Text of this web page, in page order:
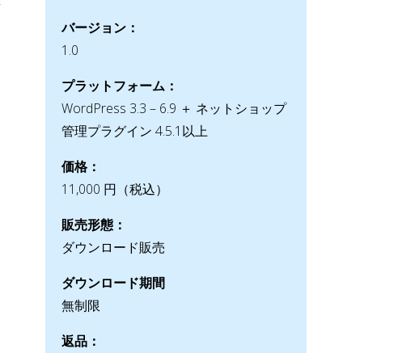
バージョン：
1.0
プラットフォーム：
WordPress 3.3 – 6.9 ＋ ネットショップ
管理プラグイン 4.5.1以上
価格：
11,000 円（税込）
販売形態：
ダウンロード販売
ダウンロード期間
無制限
返品：